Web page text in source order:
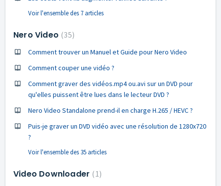
Voir l'ensemble des 7 articles
Nero Video 35
Comment trouver un Manuel et Guide pour Nero Video
Comment couper une vidéo ?
Comment graver des vidéos.mp4 ou.avi sur un DVD pour
qu'elles puissent être lues dans le lecteur DVD ?
Nero Video Standalone prend-il en charge H.265 / HEVC ?
Puis-je graver un DVD vidéo avec une résolution de 1280x720
?
Voir l'ensemble des 35 articles
Video Downloader 1